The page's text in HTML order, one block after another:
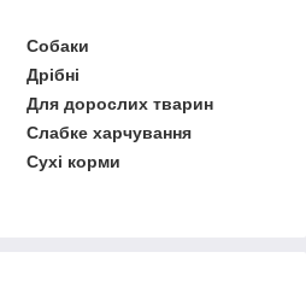
Собаки
Дрібні
Для дорослих тварин
Слабке харчування
Сухі корми